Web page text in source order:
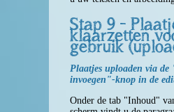
Stap 9 -
klaarzetten
gebruik
Plaatjes uploaden via de
invoegen"-knop in de
Onder de tab "Inhoud"